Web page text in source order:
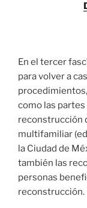
En el tercer
para volver a
como las
reconstrucción
multifamiliar
la Ciudad de
también las
personas
reconstrucción.